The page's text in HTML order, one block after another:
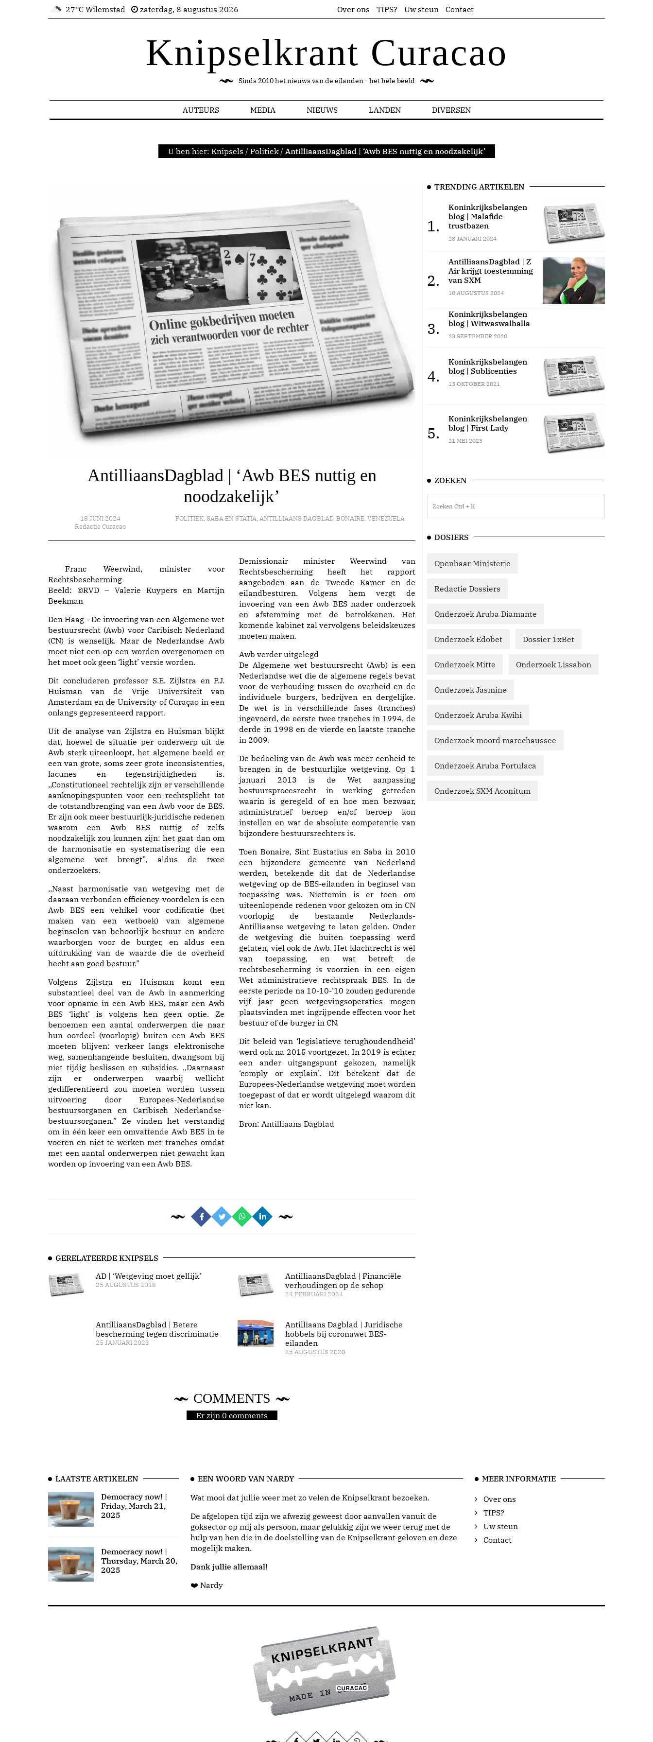
27°C Wilemstad zaterdag, 8 augustus 2026 Over ons TIPS? Uw steun Contact
Knipselkrant Curacao
Sinds 2010 het nieuws van de eilanden - het hele beeld
AUTEURS MEDIA NIEUWS LANDEN DIVERSEN
U ben hier: Knipsels / Politiek / AntilliaansDagblad | ‘Awb BES nuttig en noodzakelijk’
AntilliaansDagblad | ‘Awb BES nuttig en
noodzakelijk’
18 JUNI 2024
Redactie Curacao
POLITIEK, SABA EN STATIA, ANTILLIAANS DAGBLAD, BONAIRE, VENEZUELA
Franc Weerwind, minister voor
Rechtsbescherming
Beeld: ©RVD – Valerie Kuypers en Martijn
Beekman
Den Haag - De invoering van een Algemene wet
bestuursrecht (Awb) voor Caribisch Nederland
(CN) is wenselijk. Maar de Nederlandse Awb
moet niet een-op-een worden overgenomen en
het moet ook geen ‘light’ versie worden.
Dit concluderen professor S.E. Zijlstra en P.J.
Huisman van de Vrije Universiteit van
Amsterdam en de University of Curaçao in een
onlangs gepresenteerd rapport.
Uit de analyse van Zijlstra en Huisman blijkt
dat, hoewel de situatie per onderwerp uit de
Awb sterk uiteenloopt, het algemene beeld er
een van grote, soms zeer grote inconsistenties,
lacunes en tegenstrijdigheden is.
,,Constitutioneel rechtelijk zijn er verschillende
aanknopingspunten voor een rechtsplicht tot
de totstandbrenging van een Awb voor de BES.
Er zijn ook meer bestuurlijk-juridische redenen
waarom een Awb BES nuttig of zelfs
noodzakelijk zou kunnen zijn: het gaat dan om
de harmonisatie en systematisering die een
algemene wet brengt”, aldus de twee
onderzoekers.
,,Naast harmonisatie van wetgeving met de
daaraan verbonden efficiency-voordelen is een
Awb BES een vehikel voor codificatie (het
maken van een wetboek) van algemene
beginselen van behoorlijk bestuur en andere
waarborgen voor de burger, en aldus een
uitdrukking van de waarde die de overheid
hecht aan goed bestuur.”
Volgens Zijlstra en Huisman komt een
substantieel deel van de Awb in aanmerking
voor opname in een Awb BES, maar een Awb
BES ‘light’ is volgens hen geen optie. Ze
benoemen een aantal onderwerpen die naar
hun oordeel (voorlopig) buiten een Awb BES
moeten blijven: verkeer langs elektronische
weg, samenhangende besluiten, dwangsom bij
niet tijdig beslissen en subsidies. ,,Daarnaast
zijn er onderwerpen waarbij wellicht
gedifferentieerd zou moeten worden tussen
uitvoering door Europees-Nederlandse
bestuursorganen en Caribisch Nederlandse-
bestuursorganen.” Ze vinden het verstandig
om in één keer een omvattende Awb BES in te
voeren en niet te werken met tranches omdat
met een aantal onderwerpen niet gewacht kan
worden op invoering van een Awb BES.
Demissionair minister Weerwind van
Rechtsbescherming heeft het rapport
aangeboden aan de Tweede Kamer en de
eilandbesturen. Volgens hem vergt de
invoering van een Awb BES nader onderzoek
en afstemming met de betrokkenen. Het
komende kabinet zal vervolgens beleidskeuzes
moeten maken.
Awb verder uitgelegd
De Algemene wet bestuursrecht (Awb) is een
Nederlandse wet die de algemene regels bevat
voor de verhouding tussen de overheid en de
individuele burgers, bedrijven en dergelijke.
De wet is in verschillende fases (tranches)
ingevoerd, de eerste twee tranches in 1994, de
derde in 1998 en de vierde en laatste tranche
in 2009.
De bedoeling van de Awb was meer eenheid te
brengen in de bestuurlijke wetgeving. Op 1
januari 2013 is de Wet aanpassing
bestuursprocesrecht in werking getreden
waarin is geregeld of en hoe men bezwaar,
administratief beroep en/of beroep kon
instellen en wat de absolute competentie van
bijzondere bestuursrechters is.
Toen Bonaire, Sint Eustatius en Saba in 2010
een bijzondere gemeente van Nederland
werden, betekende dit dat de Nederlandse
wetgeving op de BES-eilanden in beginsel van
toepassing was. Niettemin is er toen om
uiteenlopende redenen voor gekozen om in CN
voorlopig de bestaande Nederlands-
Antilliaanse wetgeving te laten gelden. Onder
de wetgeving die buiten toepassing werd
gelaten, viel ook de Awb. Het klachtrecht is wél
van toepassing, en wat betreft de
rechtsbescherming is voorzien in een eigen
Wet administratieve rechtspraak BES. In de
eerste periode na 10-10-’10 zouden gedurende
vijf jaar geen wetgevingsoperaties mogen
plaatsvinden met ingrijpende effecten voor het
bestuur of de burger in CN.
Dit beleid van ‘legislatieve terughoudendheid’
werd ook na 2015 voortgezet. In 2019 is echter
een ander uitgangspunt gekozen, namelijk
‘comply or explain’. Dit betekent dat de
Europees-Nederlandse wetgeving moet worden
toegepast of dat er wordt uitgelegd waarom dit
niet kan.
Bron: Antilliaans Dagblad
GERELATEERDE KNIPSELS
AD | ‘Wetgeving moet gellijk’
25 AUGUSTUS 2018
AntilliaansDagblad | Betere
bescherming tegen discriminatie
25 JANUARI 2023
AntilliaansDagblad | Financiële
verhoudingen op de schop
24 FEBRUARI 2024
Antilliaans Dagblad | Juridische
hobbels bij coronawet BES-
eilanden
25 AUGUSTUS 2020
COMMENTS
Er zijn 0 comments
TRENDING ARTIKELEN
1.
Koninkrijksbelangen
blog | Malafide
trustbazen
28 JANUARI 2024
2.
AntilliaansDagblad | Z
Air krijgt toestemming
van SXM
10 AUGUSTUS 2024
3.
Koninkrijksbelangen
blog | Witwaswalhalla
23 SEPTEMBER 2020
4.
Koninkrijksbelangen
blog | Sublicenties
13 OKTOBER 2021
5.
Koninkrijksbelangen
blog | First Lady
21 MEI 2023
ZOEKEN
DOSIERS
Openbaar Ministerie
Redactie Dossiers
Onderzoek Aruba Diamante
Onderzoek Edobet Dossier 1xBet
Onderzoek Mitte Onderzoek Lissabon
Onderzoek Jasmine
Onderzoek Aruba Kwihi
Onderzoek moord marechaussee
Onderzoek Aruba Portulaca
Onderzoek SXM Aconitum
LAATSTE ARTIKELEN
Democracy now! |
Friday, March 21,
2025
Democracy now! |
Thursday, March 20,
2025
EEN WOORD VAN NARDY
Wat mooi dat jullie weer met zo velen de Knipselkrant bezoeken.
De afgelopen tijd zijn we afwezig geweest door aanvallen vanuit de
goksector op mij als persoon, maar gelukkig zijn we weer terug met de
hulp van hen die in de doelstelling van de Knipselkrant geloven en deze
mogelijk maken.
Dank jullie allemaal!
❤️ Nardy
MEER INFORMATIE
Over ons
TIPS?
Uw steun
Contact